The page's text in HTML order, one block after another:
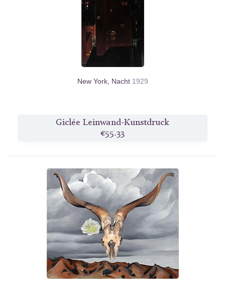
New York, Nacht 1929
Giclée Leinwand-Kunstdruck
€55.33